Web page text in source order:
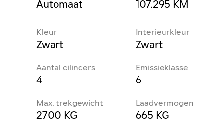
Automaat 107.295 KM
Kleur
Zwart
Interieurkleur
Zwart
Aantal cilinders
4
Emissieklasse
6
Max. trekgewicht
2700 KG
Laadvermogen
665 KG